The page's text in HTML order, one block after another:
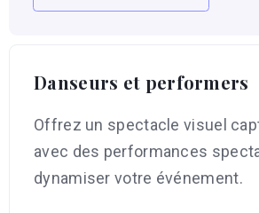
Danseurs et performers
Offrez un spectacle visuel
avec des performances
dynamiser votre événement.